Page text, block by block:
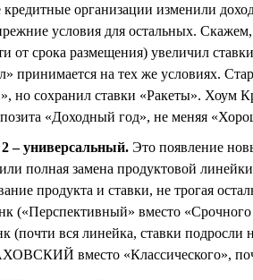
организации изменили
условия для остальных.
от срока размещения) увеличил
принимается на тех же условиях.
но сохранил ставки «Ракеты». Хоум
«Доходный год», не меняя
– универсальный. Это появление
полная замена продуктовой
продукта и ставки, не трогая
(«Перспективный» вместо
(почти вся линейка, ставки
вместо «Классического»,